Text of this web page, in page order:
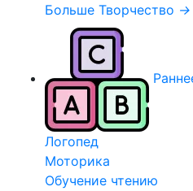
Больше Творчество →
Логопед
Моторика
Обучение чтению